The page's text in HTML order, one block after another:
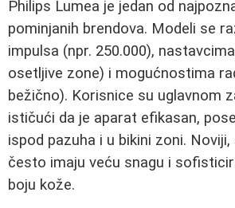
Philips Lumea je jedan od
pominjanih brendova. Modeli se
impulsa (npr. 250.000),
osetljive zone) i mogućnostima
bežično). Korisnice su uglavnom
ističući da je aparat efikasan,
ispod pazuha i u bikini zoni.
često imaju veću snagu i
boju kože.